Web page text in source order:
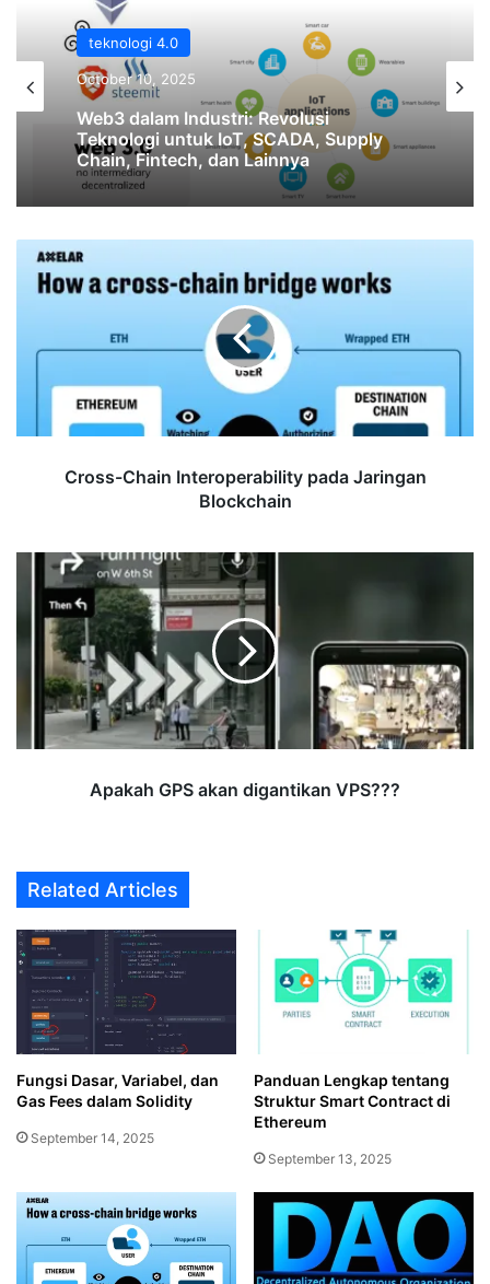
teknologi 4.0
October 10, 2025
Web3 dalam Industri: Revolusi
Teknologi untuk IoT, SCADA, Supply
Chain, Fintech, dan Lainnya
teknologi 4.0
September 15, 2025
Cara Audit Smart Contract untuk
Keamanan dengan Mudah
Cross-
Chain
Interoperability
Cross-Chain Interoperability pada Jaringan
Blockchain
Apakah
digantikan
VPS???
Apakah GPS akan digantikan VPS???
Related Articles
Fungsi Dasar, Variabel, dan
Gas Fees dalam Solidity
September 14, 2025
Panduan Lengkap tentang
Struktur Smart Contract di
Ethereum
September 13, 2025